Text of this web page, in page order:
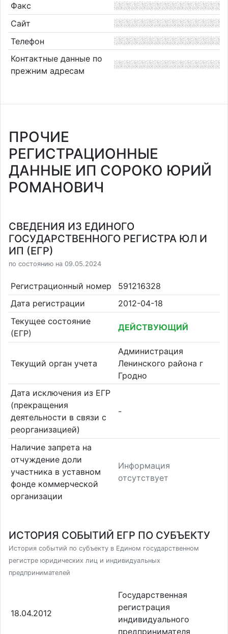
Факс
Сайт
Телефон
Контактные данные по
прежним адресам
ПРОЧИЕ
РЕГИСТРАЦИОННЫЕ
ДАННЫЕ ИП СОРОКО ЮРИЙ
РОМАНОВИЧ
СВЕДЕНИЯ ИЗ ЕДИНОГО
ГОСУДАРСТВЕННОГО РЕГИСТРА ЮЛ И
ИП (ЕГР)
по состоянию на 09.05.2024
Регистрационный номер
591216328
Дата регистрации
2012-04-18
Текущее состояние
(ЕГР)
ДЕЙСТВУЮЩИЙ
Текущий орган учета
Администрация
Ленинского района г
Гродно
Дата исключения из ЕГР
(прекращения
деятельности в связи с
реорганизацией)
-
Наличие запрета на
отчуждение доли
участника в уставном
фонде коммерческой
организации
Информация
отсутствует
ИСТОРИЯ СОБЫТИЙ ЕГР ПО СУБЪЕКТУ
История событий по субъекту в Едином государственном
регистре юридических лиц и индивидуальных
предпринимателей
18.04.2012
Государственная
регистрация
индивидуального
предпринимателя